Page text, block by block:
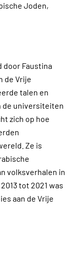
Joden,
door Faustina
de Vrije
talen en
de universiteiten
zich op hoe
Ze is
volksverhalen in
tot 2021 was
aan de Vrije